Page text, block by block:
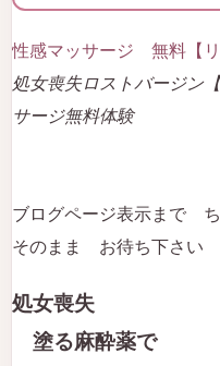
性感マッサージ 無料【
処女喪失ロストバージン
サージ無料体験
ブログページ表示まで
そのまま お待ち下さい
処女喪失
塗る麻酔薬で